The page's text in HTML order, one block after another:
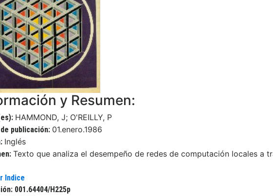
y Resumen:
HAMMOND, J; O'REILLY, P
de publicación: 01.enero.1986
Inglés
Texto que analiza el desempeño de redes de computación locales a
Indice
001.64404/H225p